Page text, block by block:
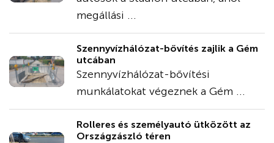
megállási ...
Szennyvízhálózat-bővítés zajlik a Gém
utcában
Szennyvízhálózat-bővítési
munkálatokat végeznek a Gém ...
Rolleres és személyautó ütközött az
Országzászló téren